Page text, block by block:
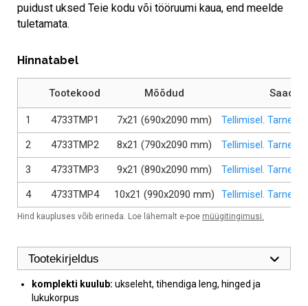
puidust uksed Teie kodu või tööruumi kaua, end meelde
tuletamata.
Hinnatabel
Tootekood Mõõdud
1 4733TMP1 7x21 (690x2090 mm)
Tellimisel.
2
4733TMP2 8x21 (790x2090 mm)
Tellimisel.
3
4733TMP3 9x21 (890x2090‬ mm)
Tellimisel.
4
4733TMP4 10x21 (990x2090 mm) Tellimisel.
Hind kaupluses võib erineda. Loe lähemalt e-poe müügitingimusi.
Tootekirjeldus
komplekti kuulub: ukseleht, tihendiga leng, hinged ja
lukukorpus